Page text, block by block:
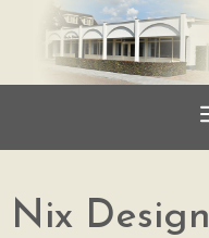
Nix Design